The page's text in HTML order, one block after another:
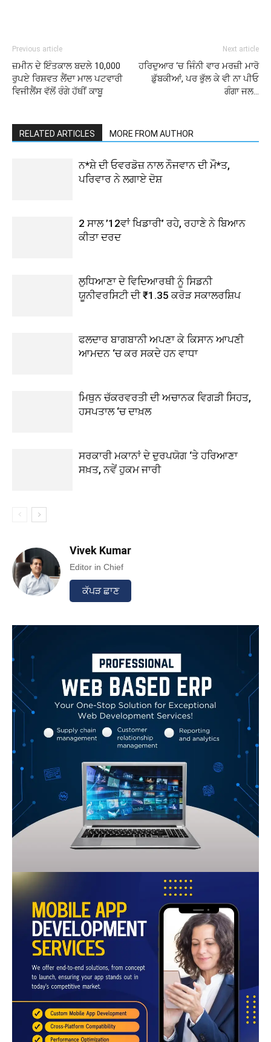
Previous article
ਜ਼ਮੀਨ ਦੇ ਇੰਤਕਾਲ ਬਦਲੇ 10,000
ਰੁਪਏ ਰਿਸ਼ਵਤ ਲੈਂਦਾ ਮਾਲ ਪਟਵਾਰੀ
ਵਿਜੀਲੈਂਸ ਵੱਲੋਂ ਰੰਗੇ ਹੱਥੀਂ ਕਾਬੂ
Next article
ਹਰਿਦੁਆਰ ‘ਚ ਜਿੰਨੀ ਵਾਰ ਮਰਜ਼ੀ ਮਾਰੋ
ਡੁੱਬਕੀਆਂ, ਪਰ ਭੁੱਲ ਕੇ ਵੀ ਨਾ ਪੀਓ
ਗੰਗਾ ਜਲ…
RELATED ARTICLES MORE FROM AUTHOR
ਨ*ਸ਼ੇ ਦੀ ਓਵਰਡੋਜ਼ ਨਾਲ ਨੌਜਵਾਨ ਦੀ ਮੌ*ਤ,
ਪਰਿਵਾਰ ਨੇ ਲਗਾਏ ਦੋਸ਼
2 ਸਾਲ ’12ਵਾਂ ਖਿਡਾਰੀ’ ਰਹੇ, ਰਹਾਣੇ ਨੇ ਬਿਆਨ
ਕੀਤਾ ਦਰਦ
ਲੁਧਿਆਣਾ ਦੇ ਵਿਦਿਆਰਥੀ ਨੂੰ ਸਿਡਨੀ
ਯੂਨੀਵਰਸਿਟੀ ਦੀ ₹1.35 ਕਰੋੜ ਸਕਾਲਰਸ਼ਿਪ
ਫਲਦਾਰ ਬਾਗਬਾਨੀ ਅਪਣਾ ਕੇ ਕਿਸਾਨ ਆਪਣੀ
ਆਮਦਨ ‘ਚ ਕਰ ਸਕਦੇ ਹਨ ਵਾਧਾ
ਮਿਥੁਨ ਚੱਕਰਵਰਤੀ ਦੀ ਅਚਾਨਕ ਵਿਗੜੀ ਸਿਹਤ,
ਹਸਪਤਾਲ ‘ਚ ਦਾਖ਼ਲ
ਸਰਕਾਰੀ ਮਕਾਨਾਂ ਦੇ ਦੁਰਪਯੋਗ ‘ਤੇ ਹਰਿਆਣਾ
ਸਖ਼ਤ, ਨਵੇਂ ਹੁਕਮ ਜਾਰੀ
Vivek Kumar
Editor in Chief
ਕੱਪੜ ਛਾਣ